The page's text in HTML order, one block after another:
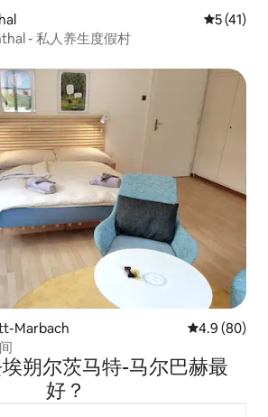
平均评分
5 (41)
- 私人养生度假村
Marbach 平均评分 4.9
4.9 (80)
朔尔茨马特-马尔巴赫最
好？